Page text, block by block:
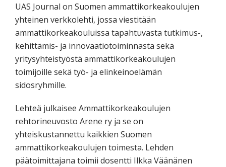
sekä
ammattikorkeakoulutusta
koskevasta
tutkimuksesta
kaikille
kiinnostuneille.
UAS Journal on Suomen ammattikorkeakoulujen
yhteinen verkkolehti, jossa viestitään
ammattikorkeakouluissa tapahtuvasta tutkimus-,
kehittämis- ja innovaatiotoiminnasta sekä
yritysyhteistyöstä ammattikorkeakoulujen
toimijoille sekä työ- ja elinkeinoelämän
sidosryhmille.
Lehteä julkaisee Ammattikorkeakoulujen
rehtorineuvosto Arene ry ja se on
yhteiskustannettu kaikkien Suomen
ammattikorkeakoulujen toimesta. Lehden
päätoimittajana toimii dosentti Ilkka Väänänen